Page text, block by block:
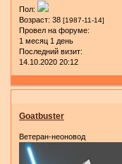
Пол:
Возраст: 38 [1987-11-14]
Провел на форуме:
1 месяц 1 день
Последний визит:
14.10.2020 20:12
Goatbuster
Ветеран-неоновод